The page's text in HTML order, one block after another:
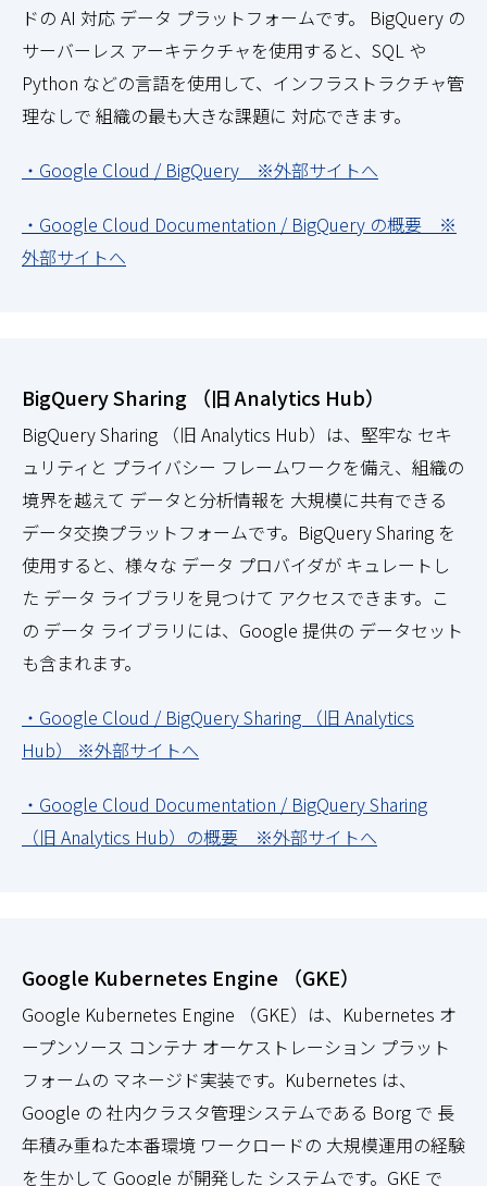
ドの AI 対応 データ プラットフォームです。 BigQuery の
サーバーレス アーキテクチャを使用すると、SQL や
Python などの言語を使用して、インフラストラクチャ管
理なしで 組織の最も大きな課題に 対応できます。
・Google Cloud / BigQuery ※外部サイトへ
・Google Cloud Documentation / BigQuery の概要 ※
外部サイトへ
BigQuery Sharing （旧 Analytics Hub）
BigQuery Sharing （旧 Analytics Hub）は、堅牢な セキ
ュリティと プライバシー フレームワークを備え、組織の
境界を越えて データと分析情報を 大規模に共有できる
データ交換プラットフォームです。BigQuery Sharing を
使用すると、様々な データ プロバイダが キュレートし
た データ ライブラリを見つけて アクセスできます。こ
の データ ライブラリには、Google 提供の データセット
も含まれます。
・Google Cloud / BigQuery Sharing （旧 Analytics
Hub） ※外部サイトへ
・Google Cloud Documentation / BigQuery Sharing
（旧 Analytics Hub）の概要 ※外部サイトへ
Google Kubernetes Engine （GKE）
Google Kubernetes Engine （GKE）は、Kubernetes オ
ープンソース コンテナ オーケストレーション プラット
フォームの マネージド実装です。Kubernetes は、
Google の 社内クラスタ管理システムである Borg で 長
年積み重ねた本番環境 ワークロードの 大規模運用の経験
を生かして Google が開発した システムです。GKE で